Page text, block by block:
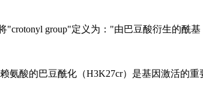
"crotonyl group"定义为："由巴豆酸衍生的酰
氨酸的巴豆酰化（H3K27cr）是基因激活的重